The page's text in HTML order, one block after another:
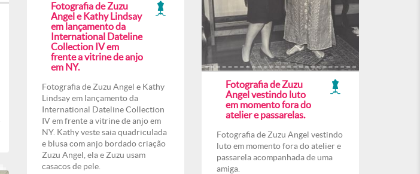
Fotografia de Zuzu
Angel vestindo luto
em momento fora do
atelier e passarelas.
Fotografia de Zuzu Angel vestindo
luto em momento fora do atelier e
passarela acompanhada de uma
amiga.
Fotografia de Zuzu
Angel e Kathy Lindsay
em lançamento da
International Dateline
Collection IV em
frente a vitrine de anjo
em NY.
Fotografia de Zuzu Angel e Kathy
Lindsay em lançamento da
International Dateline Collection
IV em frente a vitrine de anjo em
NY. Kathy veste saia quadriculada
e blusa com anjo bordado criação
Zuzu Angel, ela e Zuzu usam
casacos de pele.